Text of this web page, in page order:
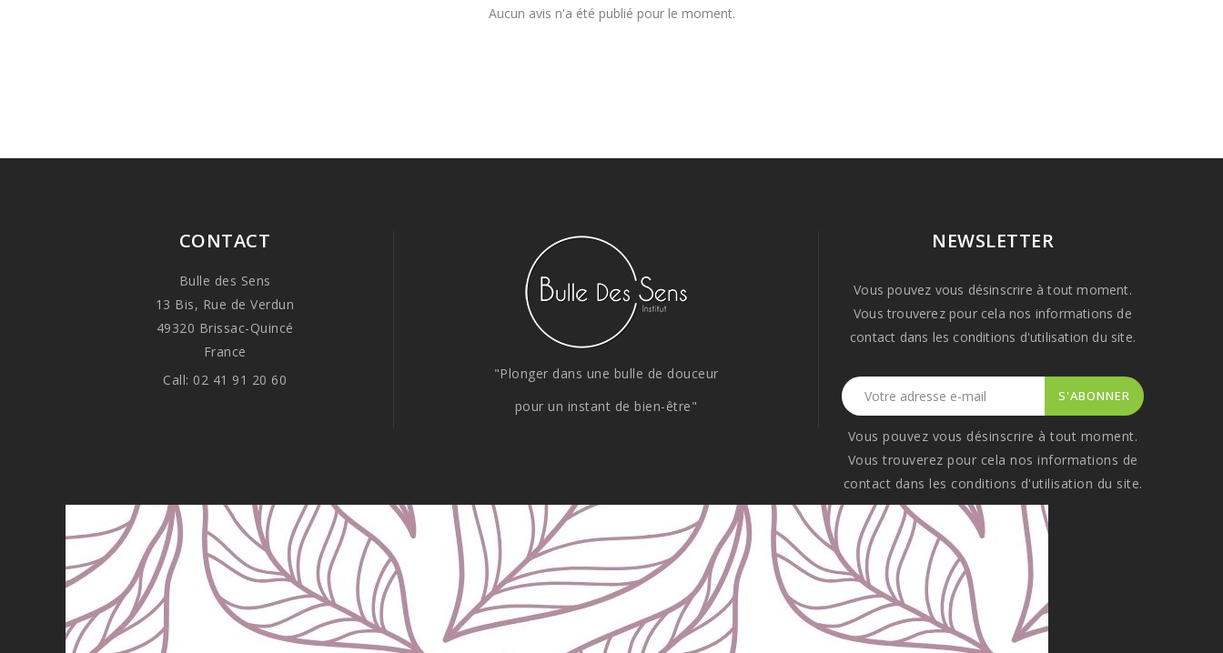
Aucun avis n'a été publié pour le moment.
CONTACT
Bulle des Sens
13 Bis, Rue de Verdun
49320 Brissac-Quincé
France
Call: 02 41 91 20 60
"Plonger dans une bulle de douceur
pour un instant de bien-être"
NEWSLETTER
Vous pouvez vous désinscrire à tout moment.
Vous trouverez pour cela nos informations de
contact dans les conditions d'utilisation du site.
Vous pouvez vous désinscrire à tout moment.
Vous trouverez pour cela nos informations de
contact dans les conditions d'utilisation du site.